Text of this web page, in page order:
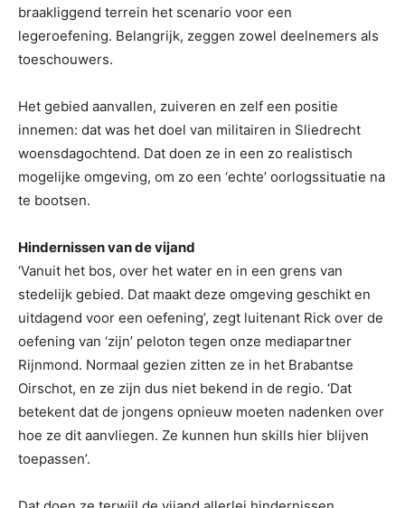
braakliggend terrein het scenario voor een
legeroefening. Belangrijk, zeggen zowel deelnemers als
toeschouwers.
Het gebied aanvallen, zuiveren en zelf een positie
innemen: dat was het doel van militairen in Sliedrecht
woensdagochtend. Dat doen ze in een zo realistisch
mogelijke omgeving, om zo een ‘echte’ oorlogssituatie na
te bootsen.
Hindernissen van de vijand
‘Vanuit het bos, over het water en in een grens van
stedelijk gebied. Dat maakt deze omgeving geschikt en
uitdagend voor een oefening’, zegt luitenant Rick over de
oefening van ‘zijn’ peloton tegen onze mediapartner
Rijnmond. Normaal gezien zitten ze in het Brabantse
Oirschot, en ze zijn dus niet bekend in de regio. ‘Dat
betekent dat de jongens opnieuw moeten nadenken over
hoe ze dit aanvliegen. Ze kunnen hun skills hier blijven
toepassen’.